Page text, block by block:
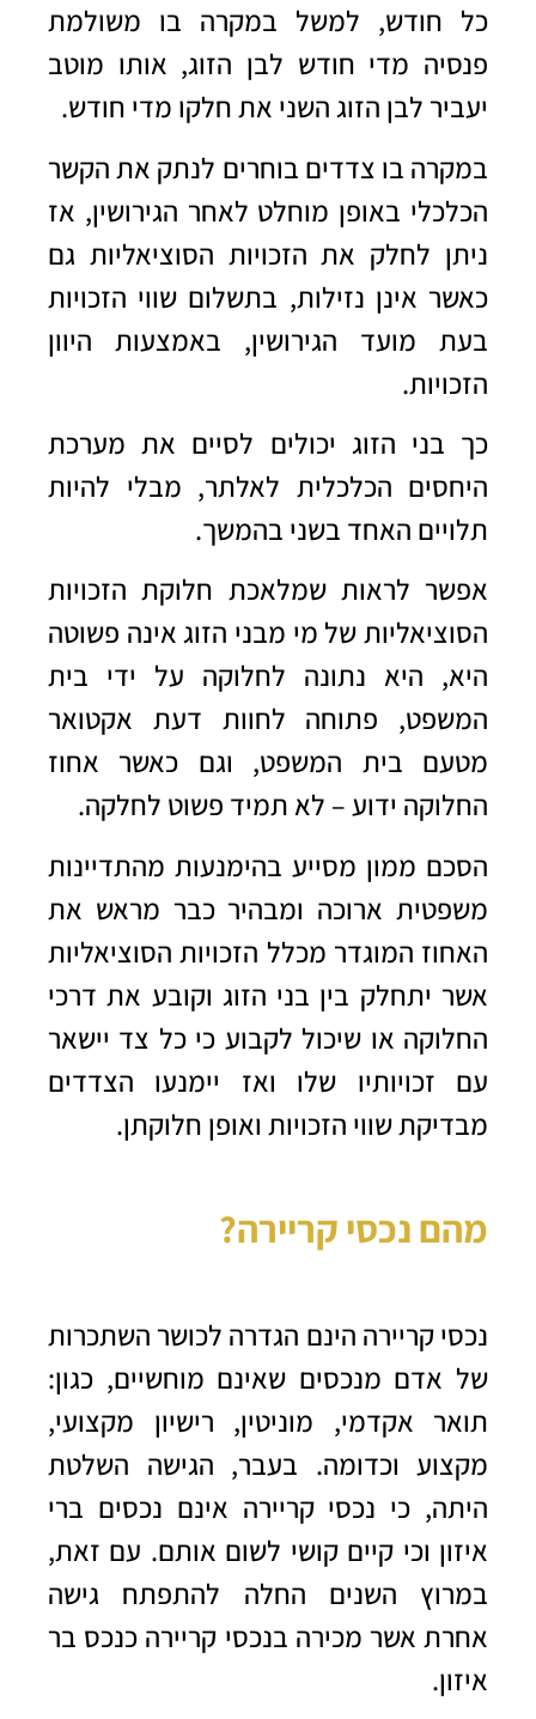
כל חודש, למשל במקרה בו משולמת
פנסיה מדי חודש לבן הזוג, אותו מוטב
יעביר לבן הזוג השני את חלקו מדי חודש.
במקרה בו צדדים בוחרים לנתק את הקשר
הכלכלי באופן מוחלט לאחר הגירושין, אז
ניתן לחלק את הזכויות הסוציאליות גם
כאשר אינן נזילות, בתשלום שווי הזכויות
בעת מועד הגירושין, באמצעות היוון
הזכויות.
כך בני הזוג יכולים לסיים את מערכת
היחסים הכלכלית לאלתר, מבלי להיות
תלויים האחד בשני בהמשך.
אפשר לראות שמלאכת חלוקת הזכויות
הסוציאליות של מי מבני הזוג אינה פשוטה
היא, היא נתונה לחלוקה על ידי בית
המשפט, פתוחה לחוות דעת אקטואר
מטעם בית המשפט, וגם כאשר אחוז
החלוקה ידוע – לא תמיד פשוט לחלקה.
הסכם ממון מסייע בהימנעות מהתדיינות
משפטית ארוכה ומבהיר כבר מראש את
האחוז המוגדר מכלל הזכויות הסוציאליות
אשר יתחלק בין בני הזוג וקובע את דרכי
החלוקה או שיכול לקבוע כי כל צד יישאר
עם זכויותיו שלו ואז יימנעו הצדדים
מבדיקת שווי הזכויות ואופן חלוקתן.
מהם נכסי קריירה?
נכסי קריירה הינם הגדרה לכושר השתכרות
של אדם מנכסים שאינם מוחשיים, כגון:
תואר אקדמי, מוניטין, רישיון מקצועי,
מקצוע וכדומה. בעבר, הגישה השלטת
היתה, כי נכסי קריירה אינם נכסים ברי
איזון וכי קיים קושי לשום אותם. עם זאת,
במרוץ השנים החלה להתפתח גישה
אחרת אשר מכירה בנכסי קריירה כנכס בר
איזון.